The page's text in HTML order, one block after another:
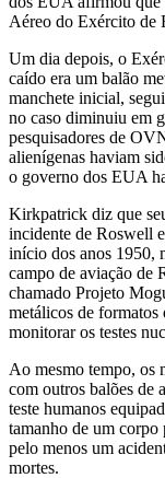
Aéreo do Exército
Um dia depois, o
caído era um balão
manchete inicial,
no caso diminuiu em
pesquisadores de
alienígenas haviam
o governo dos EUA
Kirkpatrick diz que
incidente de Roswell
início dos anos 1950,
campo de aviação de
chamado Projeto
metálicos de formatos
monitorar os testes
Ao mesmo tempo, os
com outros balões de
teste humanos
tamanho de um corpo
pelo menos um
mortes.